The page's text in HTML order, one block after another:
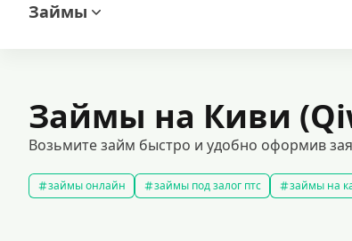
Займы
Займы на Киви
Возьмите займ быстро и удобно оформив
займы онлайн займы под залог птс займы на